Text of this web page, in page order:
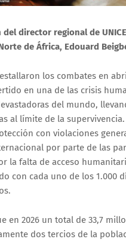
del director regional de
de África, Edouard
los combates en
en una de las crisis
del mundo,
al límite de la
con violaciones
por parte de las
la falta de acceso
con cada uno de los 1.000
en 2026 un total de 33,7
dos tercios de la